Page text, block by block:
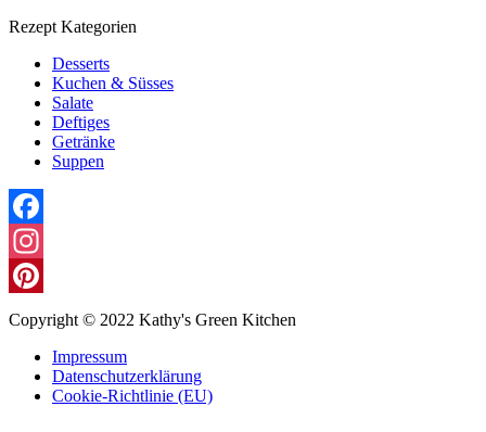
Rezept Kategorien
Desserts
Kuchen & Süsses
Salate
Deftiges
Getränke
Suppen
Facebook
Instagram
Pinterest
Copyright © 2022 Kathy's Green Kitchen
Impressum
Datenschutzerklärung
Cookie-Richtlinie (EU)